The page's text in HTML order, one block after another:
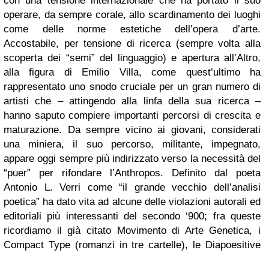
operare, da sempre corale, allo scardinamento dei luoghi
come delle norme estetiche dell’opera d’arte.
Accostabile, per tensione di ricerca (sempre volta alla
scoperta dei “semi” del linguaggio) e apertura all’Altro,
alla figura di Emilio Villa, come quest’ultimo ha
rappresentato uno snodo cruciale per un gran numero di
artisti che – attingendo alla linfa della sua ricerca –
hanno saputo compiere importanti percorsi di crescita e
maturazione. Da sempre vicino ai giovani, considerati
una miniera, il suo percorso, militante, impegnato,
appare oggi sempre più indirizzato verso la necessità del
“puer” per rifondare l’Anthropos. Definito dal poeta
Antonio L. Verri come “il grande vecchio dell’analisi
poetica” ha dato vita ad alcune delle violazioni autorali ed
editoriali più interessanti del secondo ‘900; fra queste
ricordiamo il già citato Movimento di Arte Genetica, i
Compact Type (romanzi in tre cartelle), le Diapoesitive